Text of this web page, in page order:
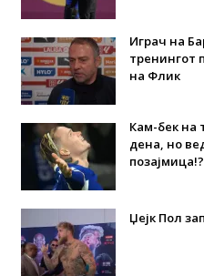
Играч на
тренингот
на Флик
Кам-бек на
дена, но
позајмица!?
Џејк Пол